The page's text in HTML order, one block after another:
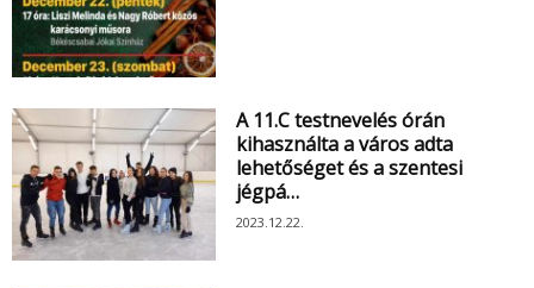
A 11.C testnevelés órán
kihasználta a város adta
lehetőséget és a szentesi
jégpá…
2023.12.22.